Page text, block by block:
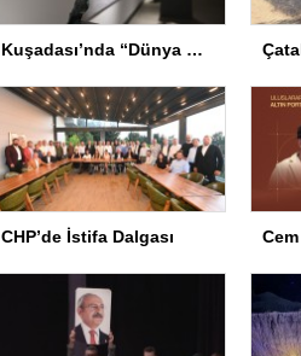
Kuşadası’nda “Dünya Hâlâ Çiçek Açıyor” sergisi sanatseverlerle buluşuyor
CHP’de İstifa Dalgası